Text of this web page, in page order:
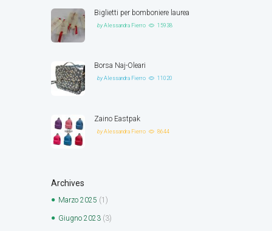
Biglietti per bomboniere laurea
byAlessandra Fierro 15938
Borsa Naj-Oleari
byAlessandra Fierro 11020
Zaino Eastpak
byAlessandra Fierro 8644
Archives
Marzo 2025 (1)
Giugno 2023 (3)